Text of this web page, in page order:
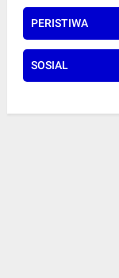
PERISTIWA
SOSIAL